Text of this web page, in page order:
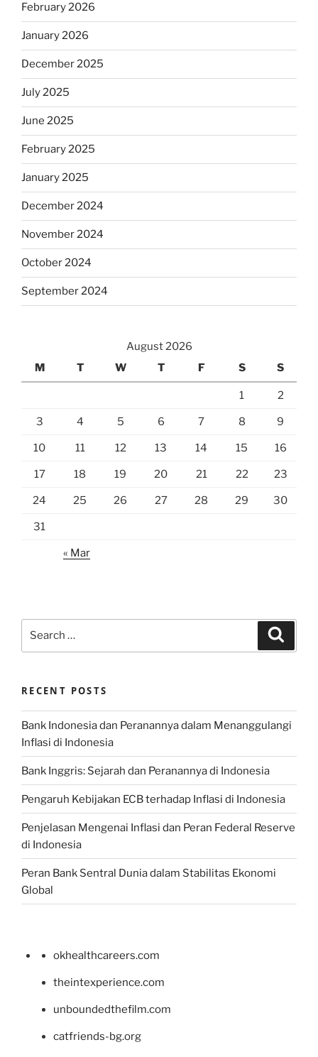
February 2026
January 2026
December 2025
July 2025
June 2025
February 2025
January 2025
December 2024
November 2024
October 2024
September 2024
August 2026
M
T W T F S S
1 2
3 4 5 6 7 8 9
10 11 12 13 14 15 16
17 18 19 20 21 22 23
24 25 26 27 28 29 30
31
« Mar
RECENT POSTS
Bank Indonesia dan Peranannya dalam Menanggulangi
Inflasi di Indonesia
Bank Inggris: Sejarah dan Peranannya di Indonesia
Pengaruh Kebijakan ECB terhadap Inflasi di Indonesia
Penjelasan Mengenai Inflasi dan Peran Federal Reserve
di Indonesia
Peran Bank Sentral Dunia dalam Stabilitas Ekonomi
Global
okhealthcareers.com
theintexperience.com
unboundedthefilm.com
catfriends-bg.org